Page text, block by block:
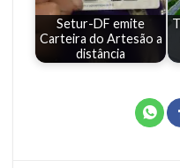
Setur-DF emite
Carteira do Artesão a
distância